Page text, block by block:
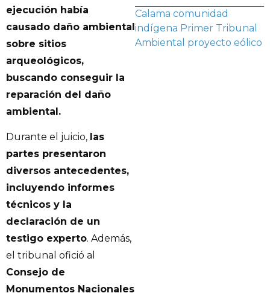
ejecución había
causado daño ambiental
sobre sitios
arqueológicos,
buscando conseguir la
reparación del daño
ambiental.
Durante el juicio, las
partes presentaron
diversos antecedentes,
incluyendo informes
técnicos y la
declaración de un
testigo experto. Además,
el tribunal ofició al
Consejo de
Monumentos Nacionales
Calama comunidad
indígena Primer Tribunal
Ambiental proyecto eólico